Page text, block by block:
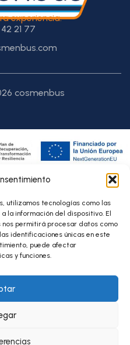
utilizamos tecnologías como las
la información del dispositivo. El
permitirá procesar datos como
identificaciones únicas en este
puede afectar
y funciones.
experiencia.
21 77
cosmenbus
para la transformación de
y mercancía de
realicen transporte privado
Plan de Recuperación,
al Real Decreto 983/2021
ha sido beneficiaria de Fondos
en marcha un Plan de Acción
y la competitividad de
ello ha contado con el apoyo
de Comercio de Córdoba.